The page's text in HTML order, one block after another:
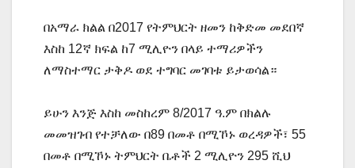
በአማራ ክልል በ2017 የትምህርት ዘመን ከቅድመ መደበኛ
እስከ 12ኛ ክፍል ከ7 ሚሊዮን በላይ ተማሪዎችን
ለማስተማር ታቅዶ ወደ ተግባር መገባቱ ይታወሳል።
ይሁን እንጅ እስከ መስከረም 8/2017 ዓ.ም በክልሉ
መመዝገብ የተቻለው በ89 በመቶ በሚኾኑ ወረዳዎች፣ 55
በመቶ በሚኾኑ ትምህርት ቤቶች 2 ሚሊዮን 295 ሺህ